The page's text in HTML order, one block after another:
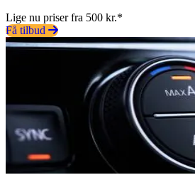
Lige nu priser fra 500 kr.*
Få tilbud